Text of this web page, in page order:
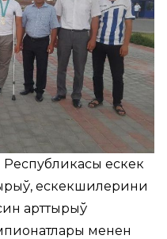
Республикасы ескек
ескекшилериниң
арттырыў
менен